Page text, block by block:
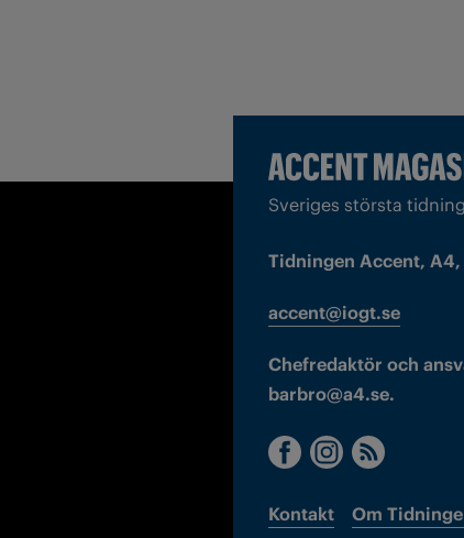
Sveriges största
Tidningen Accent, A4,
accent@iogt.se
Chefredaktör och
barbro@a4.se.
Kontakt Om